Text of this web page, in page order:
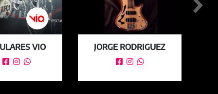
VIO
  
JORGE RODRIGUEZ
  